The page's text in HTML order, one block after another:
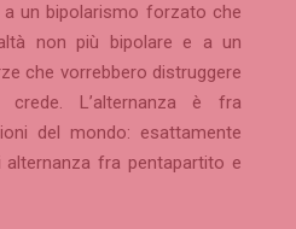
a un bipolarismo forzato che
non più bipolare e a un
che vorrebbero distruggere
L’alternanza è fra
del mondo: esattamente
fra pentapartito e